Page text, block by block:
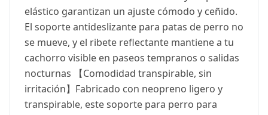
elástico garantizan un ajuste cómodo y ceñido.
El soporte antideslizante para patas de perro no
se mueve, y el ribete reflectante mantiene a tu
cachorro visible en paseos tempranos o salidas
nocturnas 【Comodidad transpirable, sin
irritación】Fabricado con neopreno ligero y
transpirable, este soporte para perro para